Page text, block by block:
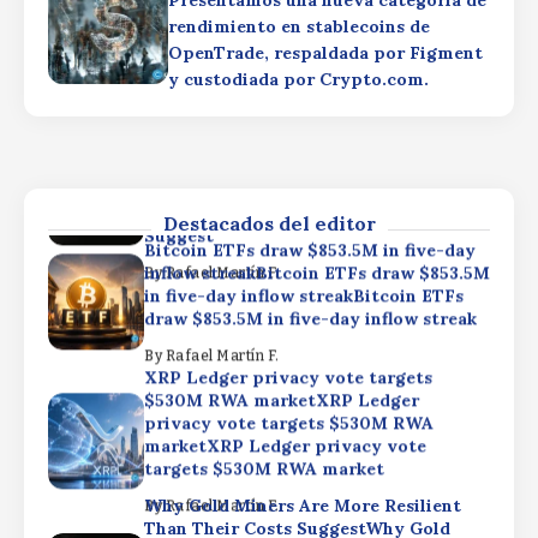
rendimiento en stablecoins de
OpenTrade, respaldada por Figment
y custodiada por Crypto.com.
Destacados del editor
$530M RWA marketXRP Ledger
privacy vote targets $530M RWA
marketXRP Ledger privacy vote
targets $530M RWA market
More Resilient Than Their Costs
Suggest
ByRafael Martín F.
Bitcoin ETFs draw $853.5M in five-day
inflow streakBitcoin ETFs draw $853.5M
in five-day inflow streakBitcoin ETFs
draw $853.5M in five-day inflow streak
By Rafael Martín F.
XRP Ledger privacy vote targets
$530M RWA marketXRP Ledger
privacy vote targets $530M RWA
marketXRP Ledger privacy vote
targets $530M RWA market
By Rafael Martín F.
Why Gold Miners Are More Resilient
Than Their Costs SuggestWhy Gold